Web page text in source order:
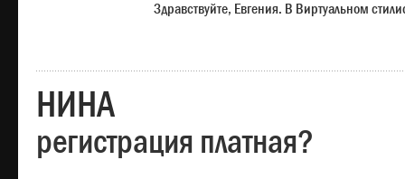
Здравствуйте, Евгения. В Виртуальном
НИНА
регистрация платная?